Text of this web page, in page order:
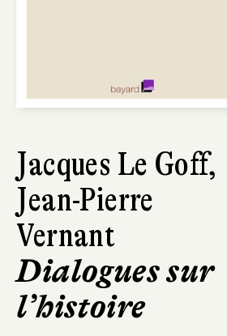
Jean-Joseph
Les
Malchanceux
de l’Histoire
France